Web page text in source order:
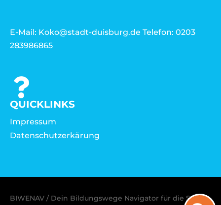
E-Mail: Koko@stadt-duisburg.de Telefon: 0203
283986865
QUICKLINKS
Impressum
Datenschutzerkärung
BIWENAV / Dein Bildungswege Navigator für die Stadt